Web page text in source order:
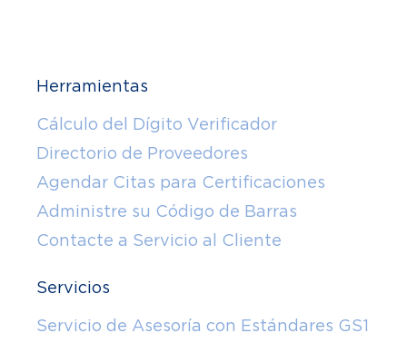
Herramientas
Cálculo del Dígito Verificador
Directorio de Proveedores
Agendar Citas para Certificaciones
Administre su Código de Barras
Contacte a Servicio al Cliente
Servicios
Servicio de Asesoría con Estándares GS1